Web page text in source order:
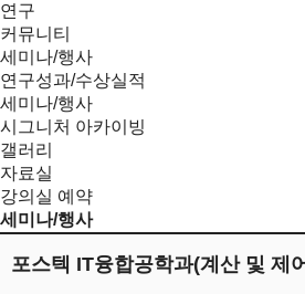
연구
커뮤니티
세미나/행사
연구성과/수상실적
세미나/행사
시그니처 아카이빙
갤러리
자료실
강의실 예약
세미나/행사
포스텍 IT융합공학과(계산 및 제